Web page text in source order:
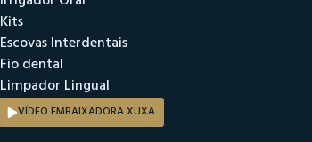
Kits
Escovas Interdentais
Fio dental
Limpador Lingual
VÍDEO EMBAIXADORA XUXA